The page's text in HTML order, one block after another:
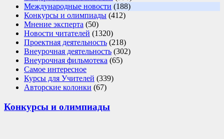
Международные новости (188)
Конкурсы и олимпиады (412)
Мнение эксперта (50)
Новости читателей (1320)
Проектная деятельность (218)
Внеурочная деятельность (302)
Внеурочная фильмотека (65)
Самое интересное
Курсы для Учителей (339)
Авторские колонки (67)
Конкурсы и олимпиады